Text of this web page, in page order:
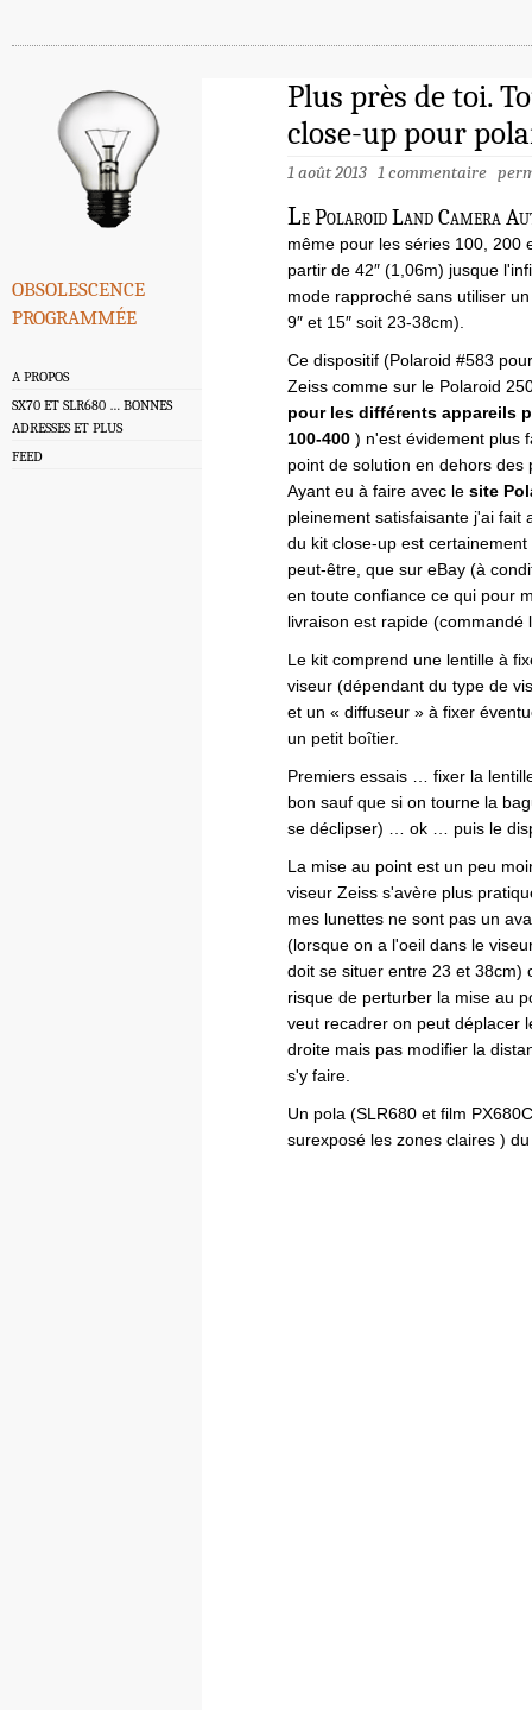
obsolescence
programmée
A PROPOS
SX70 ET SLR680 … BONNES
ADRESSES ET PLUS
FEED
Plus près de toi.
close-up pour
1 août 2013 1 commentaire
Le Polaroid Land Camera
même pour les séries 100, 200
partir de 42″ (1,06m) jusque
mode rapproché sans utiliser
9″ et 15″ soit 23-38cm).
Ce dispositif (Polaroid #583
Zeiss comme sur le Polaroid
pour les différents appareils
100-400 ) n'est évidement plus
point de solution en dehors
Ayant eu à faire avec le site
pleinement satisfaisante j'ai fait
du kit close-up est
peut-être, que sur eBay (à
en toute confiance ce qui pour
livraison est rapide
Le kit comprend une lentille à
viseur (dépendant du type de
et un « diffuseur » à fixer
un petit boîtier.
Premiers essais … fixer la
bon sauf que si on tourne la
se déclipser) … ok … puis le
La mise au point est un peu
viseur Zeiss s'avère plus
mes lunettes ne sont pas un
(lorsque on a l'oeil dans le
doit se situer entre 23 et 38cm)
risque de perturber la mise au
veut recadrer on peut déplacer
droite mais pas modifier la
s'y faire.
Un pola (SLR680 et film
surexposé les zones claires )